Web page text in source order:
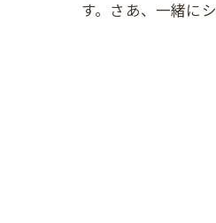
す。さあ、一緒に